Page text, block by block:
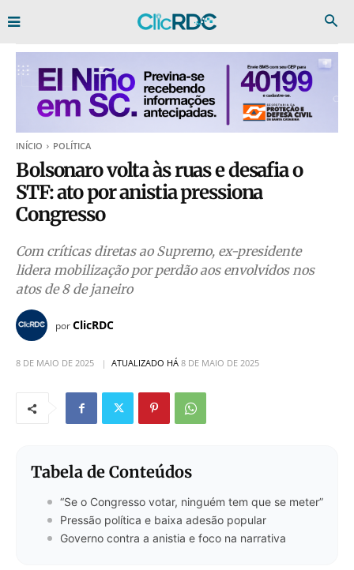
INÍCIO POLÍTICA
Bolsonaro volta às ruas e desafia o
STF: ato por anistia pressiona
Congresso
Com críticas diretas ao Supremo, ex-presidente
lidera mobilização por perdão aos envolvidos nos
atos de 8 de janeiro
porClicRDC
8 DE MAIO DE 2025 ATUALIZADO HÁ 8 DE MAIO DE 2025
Tabela de Conteúdos
“Se o Congresso votar, ninguém tem que se meter”
Pressão política e baixa adesão popular
Governo contra a anistia e foco na narrativa